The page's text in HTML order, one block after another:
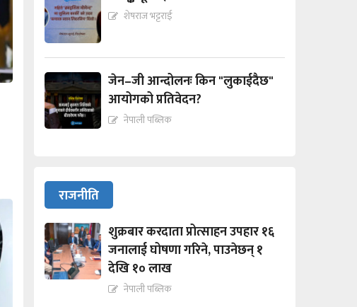
शेषराज भट्टराई
जेन–जी आन्दोलनः किन "लुकाईदैछ"
आयोगको प्रतिवेदन?
नेपाली पब्लिक
राजनीति
शुक्रबार करदाता प्रोत्साहन उपहार १६
जनालाई घोषणा गरिने, पाउनेछन् १
देखि १० लाख
नेपाली पब्लिक